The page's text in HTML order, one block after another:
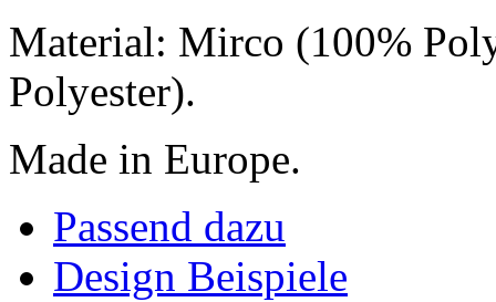
Material: Mirco (100%
Polyester).
Made in Europe.
Passend dazu
Design Beispiele